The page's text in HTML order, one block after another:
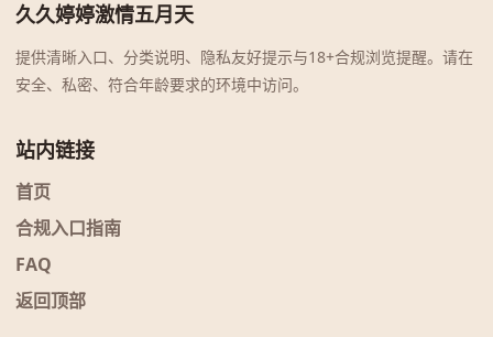
久久婷婷激情五月天
提供清晰入口、分类说明、隐私友好提示与18+合规浏览提醒。请在
安全、私密、符合年龄要求的环境中访问。
站内链接
首页
合规入口指南
FAQ
返回顶部